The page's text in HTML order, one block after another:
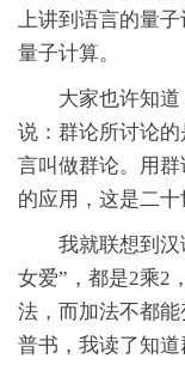
上讲到语言的量
量子计算。
大家也许知道
说：群论所讨论
言叫做群论。用
的应用，这是二十
我就联想到汉
女爱”，都是2乘2
法，而加法不都
普书，我读了知